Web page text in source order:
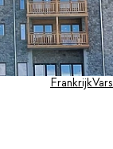
FrankrijkVars